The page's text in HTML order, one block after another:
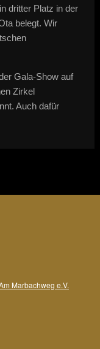
dritter Platz in der
belegt. Wir
Gala-Show auf
Zirkel
Auch dafür
Marbachweg e.V.